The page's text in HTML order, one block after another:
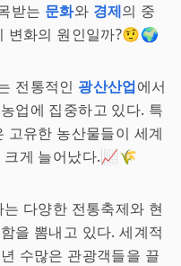
받는 문화와 경제의 중
변화의 원인일까?🤨🌍
전통적인 광산산업에서
업에 집중하고 있다. 특
고유한 농산물들이 세계
크게 늘어났다.📈🌾
다양한 전통축제와 현
을 뽐내고 있다. 세계적
수많은 관광객들을 끌